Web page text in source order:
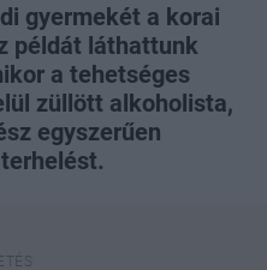
gyermekét a korai
példát láthattunk
a tehetséges
züllött alkoholista,
egyszerűen